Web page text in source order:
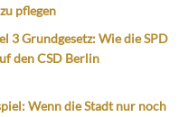
pflegen
3 Grundgesetz: Wie die SPD
den CSD Berlin
Wenn die Stadt nur noch